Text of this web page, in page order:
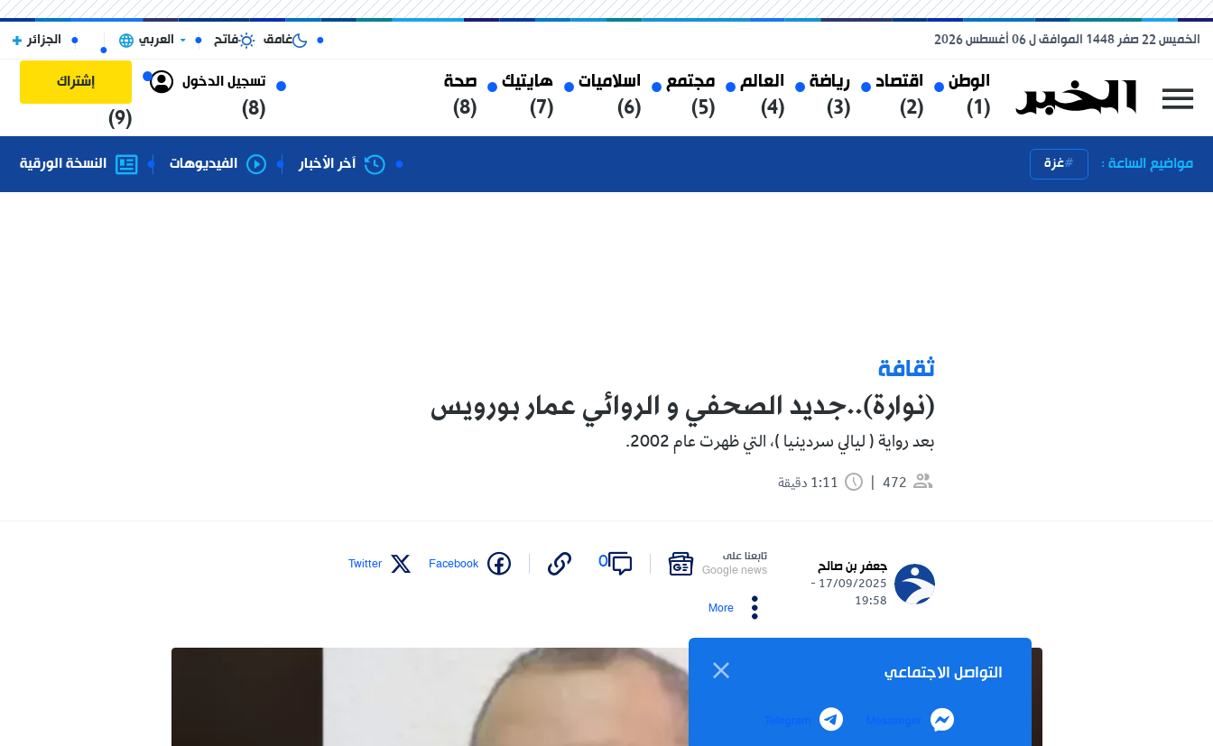
الوطن
(1)
اقتصاد
(2)
رياضة
(3)
العالم
(4)
مجتمع
(5)
اسلاميات
(6)
هايتيك
(7)
صحة
(8)
تسجيل الدخول
(8)
إشتراك
(9)
الخميس 22 صفر 1448 الموافق ل 06 أغسطس 2026 غامق فاتح العربي الجزائر
مواضيع الساعة : غزة آخر الأخبار الفيديوهات النسخة الورقية
ثقافة
(نوارة)..جديد الصحفي و الروائي عمار بورويس
بعد رواية ( ليالي سردينيا )، التي ظهرت عام 2002.
472
جعفر بن صالح
17/09/2025 -
19:58
تابعنا على
Google news
0
Facebook
Twitter
More
التواصل الاجتماعي
Messenger
Telegram